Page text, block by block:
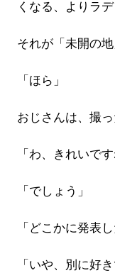
くなる、よりラ
それが「未開の地
「ほら」
おじさんは、撮
「わ、きれいです
「でしょう」
「どこかに発表
「いや、別に好